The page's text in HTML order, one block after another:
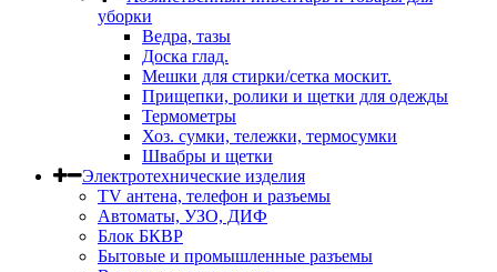
уборки
Ведра, тазы
Доска глад.
Мешки для стирки/сетка москит.
Прищепки, ролики и щетки для одежды
Термометры
Хоз. сумки, тележки, термосумки
Швабры и щетки
Электротехнические изделия
TV aнтена, телефон и разъемы
Автоматы, УЗО, ДИФ
Блок БКВР
Бытовые и промышленные разъемы